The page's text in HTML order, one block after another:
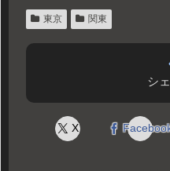
東京 関東
シ
X